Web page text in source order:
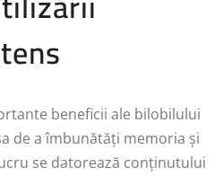
beneficii ale bilobilului
de a îmbunătăți memoria și
se datorează conținutului